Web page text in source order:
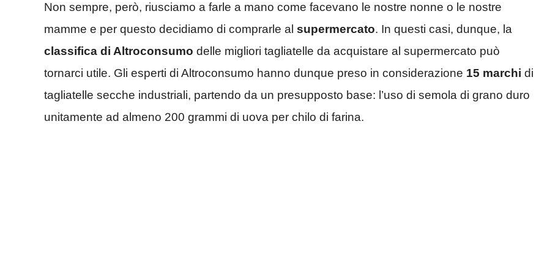
Non sempre, però, riusciamo a farle a mano come facevano le nostre nonne o le nostre
mamme e per questo decidiamo di comprarle al supermercato. In questi casi, dunque, la
classifica di Altroconsumo delle migliori tagliatelle da acquistare al supermercato può
tornarci utile. Gli esperti di Altroconsumo hanno dunque preso in considerazione 15 marchi di
tagliatelle secche industriali, partendo da un presupposto base: l’uso di semola di grano duro
unitamente ad almeno 200 grammi di uova per chilo di farina.